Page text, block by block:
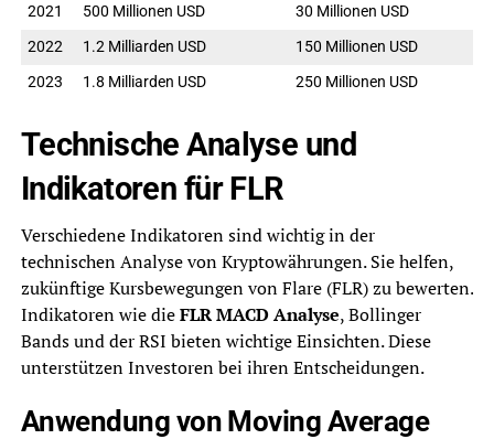
2021
500 Millionen USD
30 Millionen USD
2022
1.2 Milliarden USD
150 Millionen USD
2023
1.8 Milliarden USD 250 Millionen USD
Technische Analyse und
Indikatoren für FLR
Verschiedene Indikatoren sind wichtig in der
technischen Analyse von Kryptowährungen. Sie helfen,
zukünftige Kursbewegungen von Flare (FLR) zu bewerten.
Indikatoren wie dieFLR MACD Analyse, Bollinger
Bands und der RSI bieten wichtige Einsichten. Diese
unterstützen Investoren bei ihren Entscheidungen.
Anwendung von Moving Average